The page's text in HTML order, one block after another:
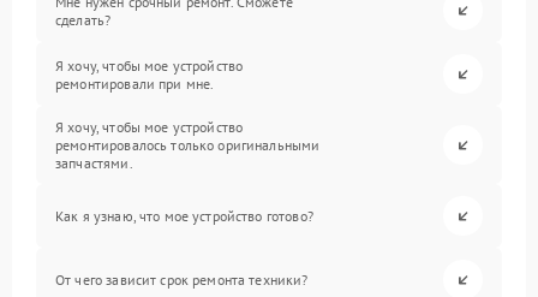
сделать?
Я хочу, чтобы мое устройство
ремонтировали при мне.
Я хочу, чтобы мое устройство
ремонтировалось только оригинальными
запчастями.
Как я узнаю, что мое устройство готово?
От чего зависит срок ремонта техники?